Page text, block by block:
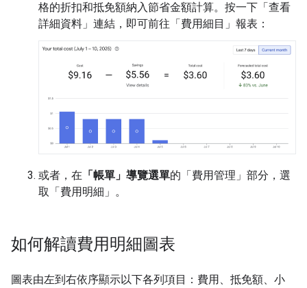
格的折扣和抵免額納入節省金額計算。按一下「查看
詳細資料」 連結，即可前往「費用細目」 報表：
或者，在 「帳單」導覽選單的「費用管理」 部分，選
取「費用明細」 。
如何解讀費用明細圖表
圖表由左到右依序顯示以下各列項目：費用、抵免額、小